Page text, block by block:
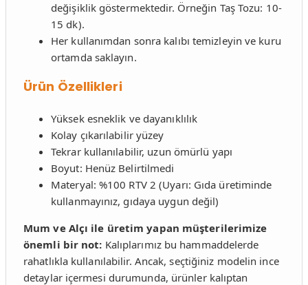
değişiklik göstermektedir. Örneğin Taş Tozu: 10-
15 dk).
Her kullanımdan sonra kalıbı temizleyin ve kuru
ortamda saklayın.
Ürün Özellikleri
Yüksek esneklik ve dayanıklılık
Kolay çıkarılabilir yüzey
Tekrar kullanılabilir, uzun ömürlü yapı
Boyut: Henüz Belirtilmedi
Materyal: %100 RTV 2 (Uyarı: Gıda üretiminde
kullanmayınız, gıdaya uygun değil)
Mum ve Alçı ile üretim yapan müşterilerimize
önemli bir not: Kalıplarımız bu hammaddelerde
rahatlıkla kullanılabilir. Ancak, seçtiğiniz modelin ince
detaylar içermesi durumunda, ürünler kalıptan